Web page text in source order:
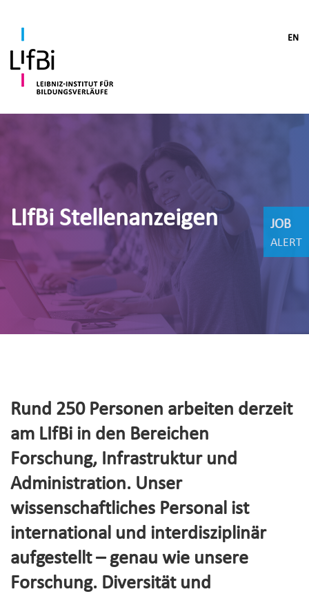
EN
LIfBi Stellenanzeigen
Rund 250 Personen arbeiten derzeit
am LIfBi in den Bereichen
Forschung, Infrastruktur und
Administration. Unser
wissenschaftliches Personal ist
international und interdisziplinär
aufgestellt – genau wie unsere
Forschung. Diversität und
JOB
ALERT